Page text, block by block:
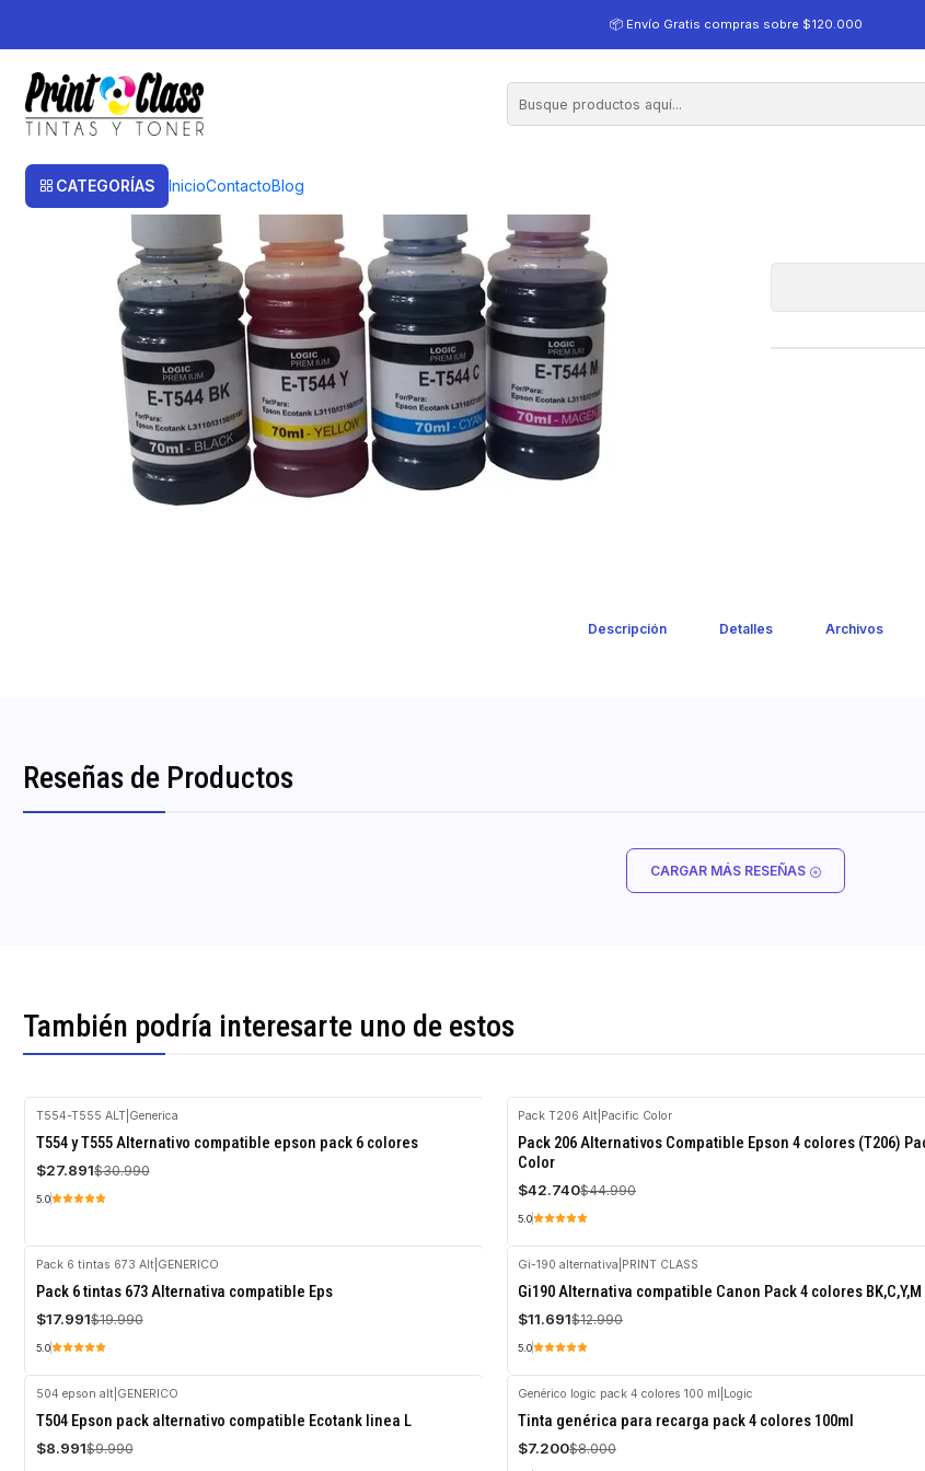
CATEGORÍAS InicioContactoBlog
📦 Envío Gratis compras sobre $120.000
Pack T544 Epson Compatible BK,C,Y,M Tintas Alternativas
Pack
Descripción Detalles Archivos
Reseñas de Productos
CARGAR MÁS RESEÑAS
También podría interesarte uno de estos
-10%
OFF
Agotado
T554-T555 ALT| Generica
T554 y T555 Alternativo compatible epson pack 6 colores
$27.891$30.990
5.0
-5%
OFF
Pack T206 Alt Pacific Color
Pack 206 Alternativos Compatible Epson 4 colores (T206)
Color
$42.740$44.990
5.0
-10%
OFF
Agotado
Pack 6 tintas 673 Alt| GENERICO
Pack 6 tintas 673 Alternativa compatible Eps
$17.991$19.990
5.0
-10%
OFF
Gi-190 alternativa PRINT CLASS
Gi190 Alternativa compatible Canon Pack 4 colores BK,C,Y,M
$11.691$12.990
5.0
-10%
OFF
Agotado
504 epson alt| GENERICO
T504 Epson pack alternativo compatible Ecotank linea L
$8.991$9.990
-10%
OFF
Genérico logic pack 4 colores 100 ml Logic
Tinta genérica para recarga pack 4 colores 100ml
$7.200$8.000